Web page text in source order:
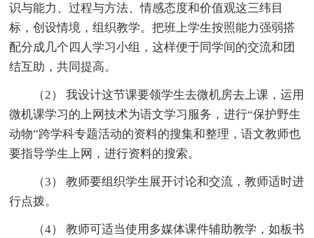
识与能力、过程与方法、情感态度和价值观这三纬目
标，创设情境，组织教学。把班上学生按照能力强弱搭
配分成几个四人学习小组，这样便于同学间的交流和团
结互助，共同提高。
（2） 我设计这节课要领学生去微机房去上课，运用
微机课学习的上网技术为语文学习服务，进行“保护野生
动物”跨学科专题活动的资料的搜集和整理，语文教师也
要指导学生上网，进行资料的搜索。
（3） 教师要组织学生展开讨论和交流，教师适时进
行点拨。
（4） 教师可适当使用多媒体课件辅助教学，如板书